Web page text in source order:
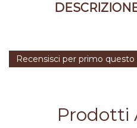
Recensisci per primo questo
Prodotti